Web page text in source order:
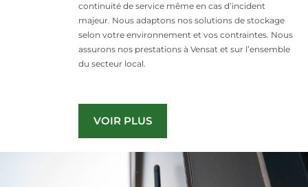
continuité de service même en cas d’incident
majeur. Nous adaptons nos solutions de stockage
selon votre environnement et vos contraintes. Nous
assurons nos prestations à Vensat et sur l’ensemble
du secteur local.
VOIR PLUS